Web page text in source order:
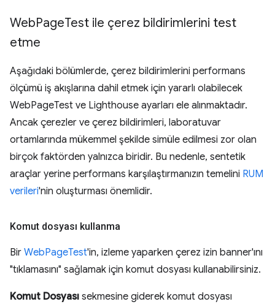
WebPageTest ile çerez bildirimlerini test
etme
Aşağıdaki bölümlerde, çerez bildirimlerini performans
ölçümü iş akışlarına dahil etmek için yararlı olabilecek
WebPageTest ve Lighthouse ayarları ele alınmaktadır.
Ancak çerezler ve çerez bildirimleri, laboratuvar
ortamlarında mükemmel şekilde simüle edilmesi zor olan
birçok faktörden yalnızca biridir. Bu nedenle, sentetik
araçlar yerine performans karşılaştırmanızın temelini RUM
verileri'nin oluşturması önemlidir.
Komut dosyası kullanma
Bir WebPageTest'in, izleme yaparken çerez izin banner'ını
"tıklamasını" sağlamak için komut dosyası kullanabilirsiniz.
Komut Dosyası sekmesine giderek komut dosyası